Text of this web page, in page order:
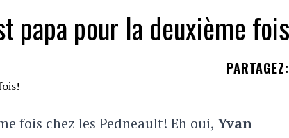
papa pour la deuxième
PARTAGEZ:
fois chez les Pedneault! Eh oui, Yvan